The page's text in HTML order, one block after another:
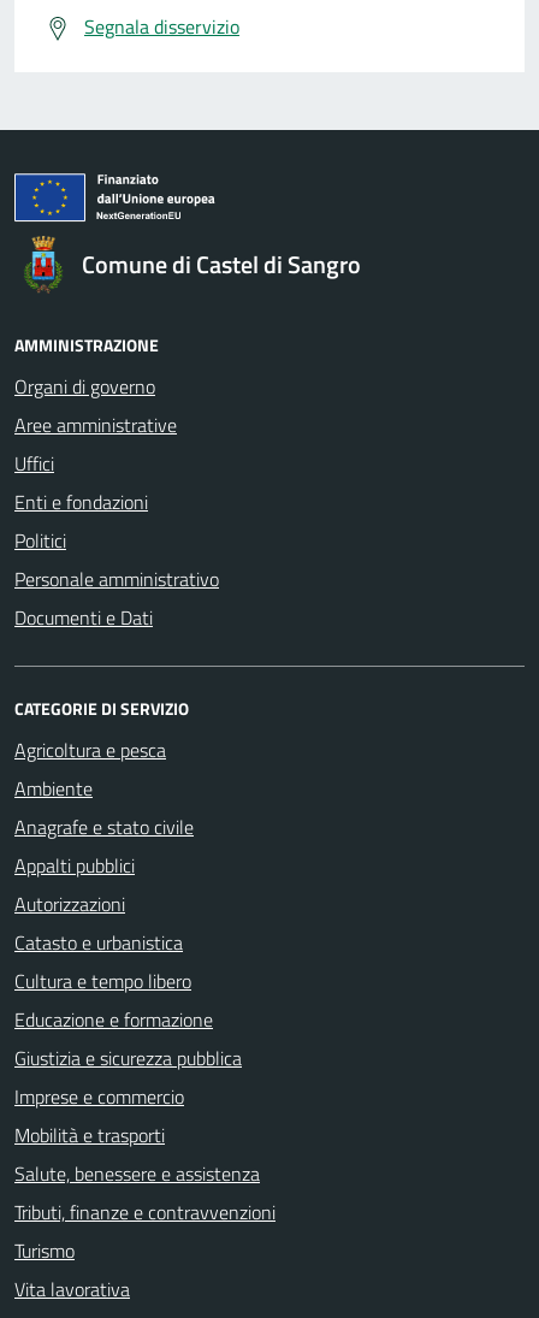
Segnala disservizio
Comune di Castel di Sangro
AMMINISTRAZIONE
Organi di governo
Aree amministrative
Uffici
Enti e fondazioni
Politici
Personale amministrativo
Documenti e Dati
CATEGORIE DI SERVIZIO
Agricoltura e pesca
Ambiente
Anagrafe e stato civile
Appalti pubblici
Autorizzazioni
Catasto e urbanistica
Cultura e tempo libero
Educazione e formazione
Giustizia e sicurezza pubblica
Imprese e commercio
Mobilità e trasporti
Salute, benessere e assistenza
Tributi, finanze e contravvenzioni
Turismo
Vita lavorativa